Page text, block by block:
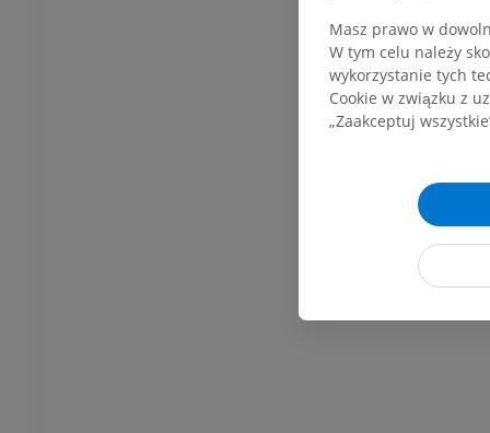
RM przodostopia
RTG kończyny dolnej
Masz prawo w
W tym celu należy
wykorzystanie tych
Cookie w związku z
„Zaakceptuj